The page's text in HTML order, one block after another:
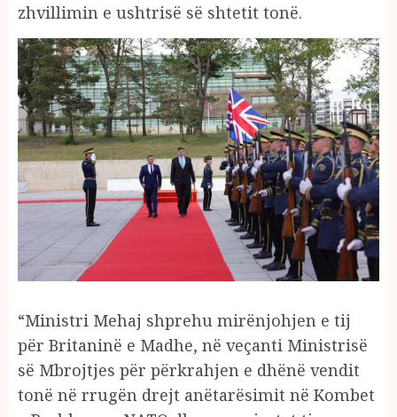
zhvillimin e ushtrisë së shtetit tonë.
“Ministri Mehaj shprehu mirënjohjen e tij
për Britaninë e Madhe, në veçanti Ministrisë
së Mbrojtjes për përkrahjen e dhënë vendit
tonë në rrugën drejt anëtarësimit në Kombet